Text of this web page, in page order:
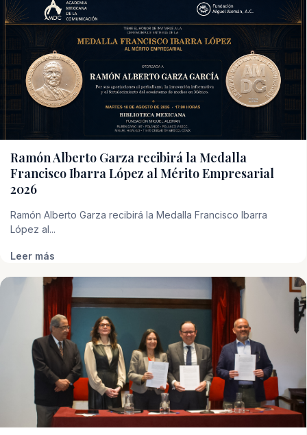
Ramón Alberto Garza recibirá la Medalla
Francisco Ibarra López al Mérito Empresarial
2026
Ramón Alberto Garza recibirá la Medalla Francisco Ibarra
López al...
Leer más